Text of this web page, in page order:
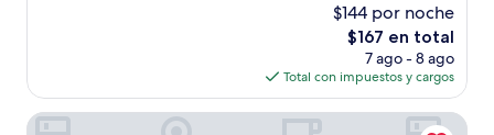
$144 por noche
El
precio
actual
es
de
$167 en total
7 ago - 8 ago
Total con impuestos y cargos
Melrose Beach Apartments